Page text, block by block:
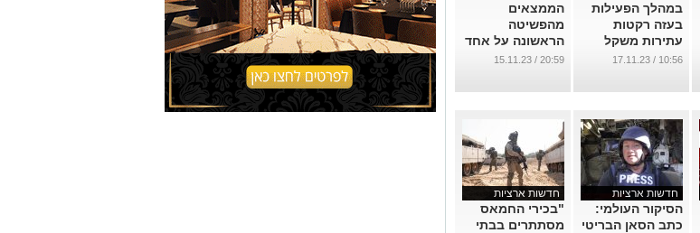
במהלך הפעילות
בעזה רקטות
עתירות משקל
וכטב"מים - צפו
10:56 / 17.11.23
הממצאים
מהפשיטה
הראשונה על אחד
המבנים בבית
בעזה (וידאו)
20:59 / 15.11.23
חדשות ארציות
הסיקור העולמי:
כתב הסאן הבריטי
חדשות ארציות
"בכירי החמאס
מסתתרים בבתי